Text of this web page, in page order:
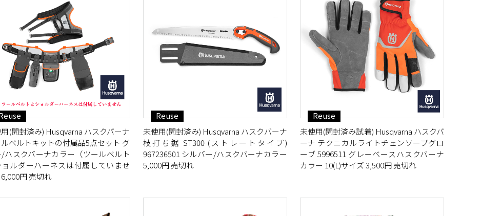
(開封済み) Husqvarna ハスクバーナ
ベルトキットの付属品5点セット グ
/ハスクバーナカラー（ツールベルト
ョルダーハーネスは付属していませ
円 売切れ
Reuse
未使用(開封済み) Husqvarna ハスクバーナ
枝打ち鋸 ST300 (ストレートタイプ)
967236501 シルバー/ハスクバーナカラー
5,000円 売切れ
Reuse
未使用(開封済み試着) Husqvarna ハスクバ
ーナ テクニカルライトチェンソープグロ
ーブ 5996511 グレーベースハスクバーナ
カラー 10(L)サイズ 3,500円 売切れ